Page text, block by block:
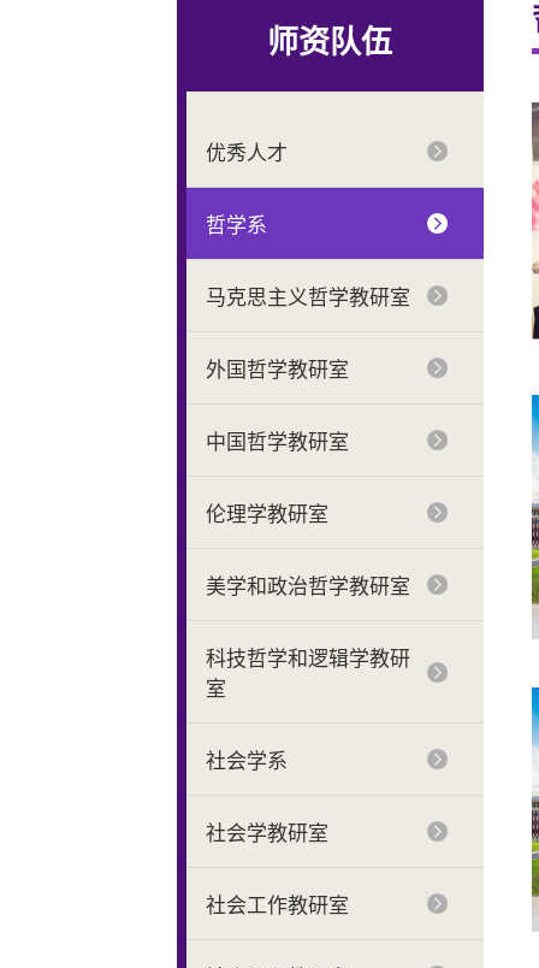
师资队伍
优秀人才
哲学系
马克思主义哲学教研室
外国哲学教研室
中国哲学教研室
伦理学教研室
美学和政治哲学教研室
科技哲学和逻辑学教研
室
社会学系
社会学教研室
社会工作教研室